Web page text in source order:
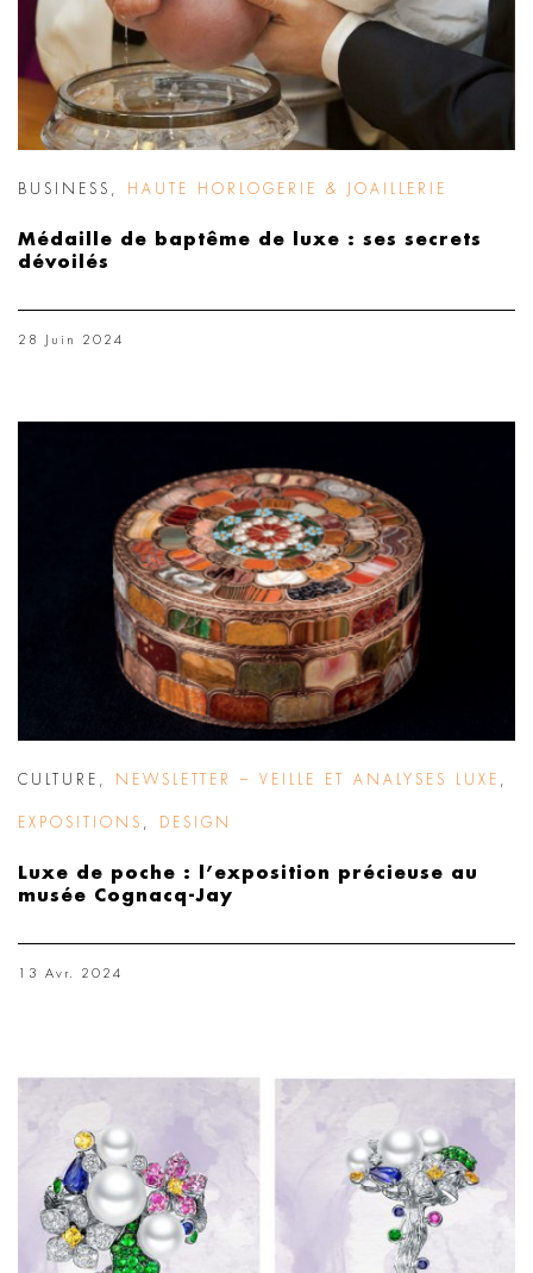
BUSINESS HAUTE HORLOGERIE & JOAILLERIE
Médaille de baptême de luxe : ses secrets
dévoilés
28 Juin 2024
CULTURE NEWSLETTER – VEILLE ET ANALYSES LUXE
EXPOSITIONS DESIGN
Luxe de poche : l’exposition précieuse au
musée Cognacq-Jay
13 Avr. 2024